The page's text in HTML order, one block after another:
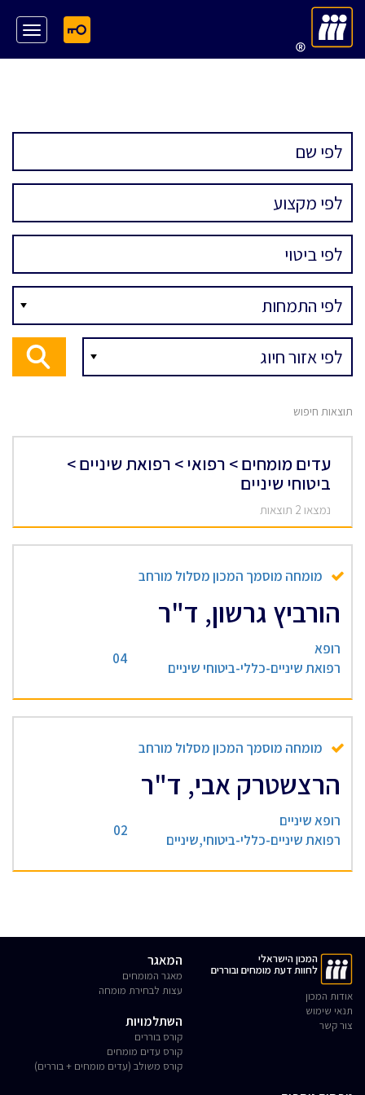
תוצאות חיפוש
עדים מומחים > רפואי > רפואת שיניים >
ביטוחי שיניים
נמצאו 2 תוצאות
מומחה מוסמך המכון מסלול מורחב
הורביץ גרשון, ד"ר
רופא
רפואת שיניים-כללי-ביטוחי שיניים
04
מומחה מוסמך המכון מסלול מורחב
הרצשטרק אבי, ד"ר
רופא שיניים
רפואת שיניים-כללי-ביטוחי,שיניים
02
המכון הישראלי
לחוות דעת מומחים ובוררים
אודות המכון
תנאי שימוש
צור קשר
המאגר
מאגר המומחים
עצות לבחירת מומחה
השתלמויות
קורס בוררים
קורס עדים מומחים
קורס משולב (עדים מומחים + בוררים)